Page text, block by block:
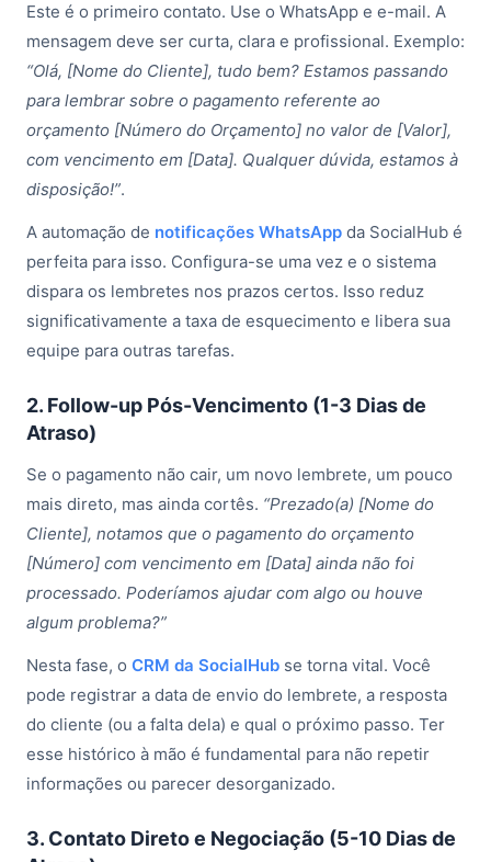
Este é o primeiro contato. Use o WhatsApp e e-mail. A
mensagem deve ser curta, clara e profissional. Exemplo:
“Olá, [Nome do Cliente], tudo bem? Estamos passando
para lembrar sobre o pagamento referente ao
orçamento [Número do Orçamento] no valor de [Valor],
com vencimento em [Data]. Qualquer dúvida, estamos à
disposição!”.
A automação de notificações WhatsApp da SocialHub é
perfeita para isso. Configura-se uma vez e o sistema
dispara os lembretes nos prazos certos. Isso reduz
significativamente a taxa de esquecimento e libera sua
equipe para outras tarefas.
2. Follow-up Pós-Vencimento (1-3 Dias de
Atraso)
Se o pagamento não cair, um novo lembrete, um pouco
mais direto, mas ainda cortês. “Prezado(a) [Nome do
Cliente], notamos que o pagamento do orçamento
[Número] com vencimento em [Data] ainda não foi
processado. Poderíamos ajudar com algo ou houve
algum problema?”
Nesta fase, o CRM da SocialHub se torna vital. Você
pode registrar a data de envio do lembrete, a resposta
do cliente (ou a falta dela) e qual o próximo passo. Ter
esse histórico à mão é fundamental para não repetir
informações ou parecer desorganizado.
3. Contato Direto e Negociação (5-10 Dias de